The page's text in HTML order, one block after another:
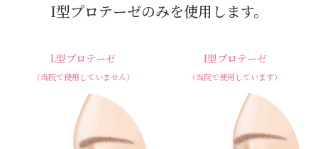
I型プロテーゼのみを使用します。
L型プロテーゼ
（当院で使用していません）
I型プロテーゼ
（当院で使用しています）